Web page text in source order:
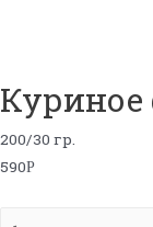
Куриное
200/30 гр.
590Р